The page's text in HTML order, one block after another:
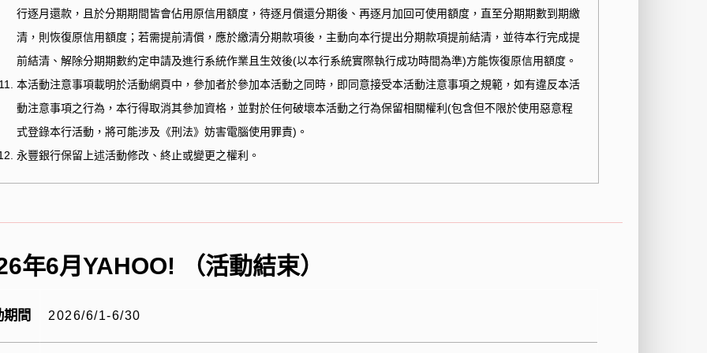
行逐月還款，且於分期期間皆會佔用原信用額度，待逐月償還分期後、再逐月加回可使用額度，直至分期期數到期繳
清，則恢復原信用額度；若需提前清償，應於繳清分期款項後，主動向本行提出分期款項提前結清，並待本行完成提
前結清、解除分期期數約定申請及進行系統作業且生效後(以本行系統實際執行成功時間為準)方能恢復原信用額度。
本活動注意事項載明於活動網頁中，參加者於參加本活動之同時，即同意接受本活動注意事項之規範，如有違反本活
動注意事項之行為，本行得取消其參加資格，並對於任何破壞本活動之行為保留相關權利(包含但不限於使用惡意程
式登錄本行活動，將可能涉及《刑法》妨害電腦使用罪責) 。
永豐銀行保留上述活動修改、終止或變更之權利。
年6月YAHOO! （活動結束）
期間 2026/6/1-6/30